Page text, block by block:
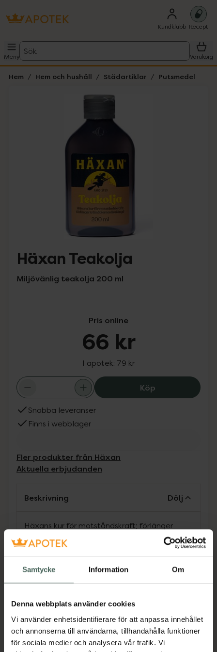
Samtycke Information Om
Denna webbplats använder cookies
Vi använder enhetsidentifierare för att anpassa innehållet
och annonserna till användarna, tillhandahålla funktioner
för sociala medier och analysera vår trafik. Vi
Kundklubb Recept
Meny
Sök
Varukorg
Hem Hem och hushåll Städartiklar Putsmedel
Häxan Teakolja
Miljövänlig teakolja 200 ml
Pris online
66 kr
I apotek: 79 kr
KöpHäxan
Snabba leveranser
Finns i webblager
Fler produkter från Häxan
Aktuella erbjudanden
Beskrivning Dölj
Häxans kur för motståndskraft; förlänger
trämöblernas livslängd.
Häxan Teakolja är naturens livgivande elixir för
träprodukter. Genom regelbunden inoljning får
träprodukten bättre motståndskraft mot
för sprickbildning och fördjupar färgen på
materialet. Passar alla träslag, för inom- och
utomhusbruk.
EAN:07350125390184